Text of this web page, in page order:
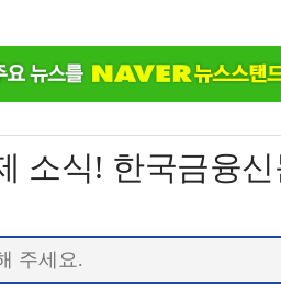
소식! 한국금융